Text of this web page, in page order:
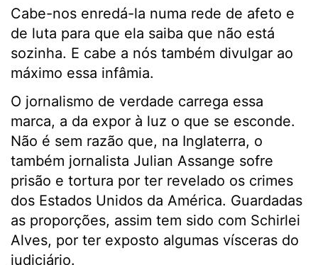
Cabe-nos enredá-la numa rede de afeto e
de luta para que ela saiba que não está
sozinha. E cabe a nós também divulgar ao
máximo essa infâmia.
O jornalismo de verdade carrega essa
marca, a da expor à luz o que se esconde.
Não é sem razão que, na Inglaterra, o
também jornalista Julian Assange sofre
prisão e tortura por ter revelado os crimes
dos Estados Unidos da América. Guardadas
as proporções, assim tem sido com Schirlei
Alves, por ter exposto algumas vísceras do
judiciário.